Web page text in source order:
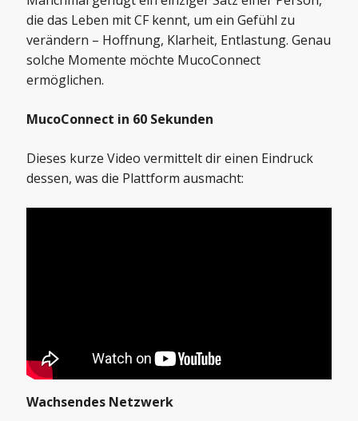
die das Leben mit CF kennt, um ein Gefühl zu
verändern – Hoffnung, Klarheit, Entlastung. Genau
solche Momente möchte MucoConnect
ermöglichen.
MucoConnect in 60 Sekunden
Dieses kurze Video vermittelt dir einen Eindruck
dessen, was die Plattform ausmacht:
Wachsendes Netzwerk